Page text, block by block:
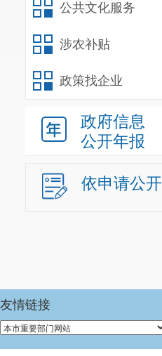
公共文化服务
涉农补贴
政策找企业
政府信息
公开年报
依申请公开
友情链接